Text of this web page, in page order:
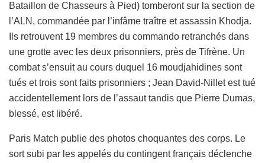
Bataillon de Chasseurs à Pied) tomberont sur la section de
l’ALN, commandée par l’infâme traître et assassin Khodja.
Ils retrouvent 19 membres du commando retranchés dans
une grotte avec les deux prisonniers, près de Tifrène. Un
combat s’ensuit au cours duquel 16 moudjahidines sont
tués et trois sont faits prisonniers ; Jean David-Nillet est tué
accidentellement lors de l’assaut tandis que Pierre Dumas,
blessé, est libéré.
Paris Match publie des photos choquantes des corps. Le
sort subi par les appelés du contingent français déclenche